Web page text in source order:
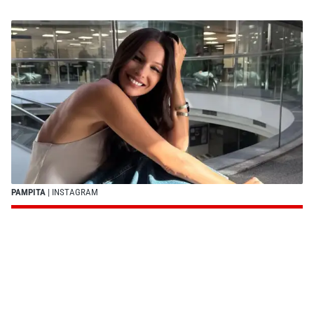
PAMPITA | INSTAGRAM